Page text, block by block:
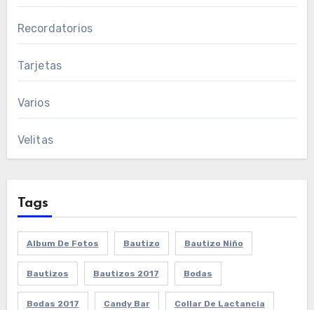
Recordatorios
Tarjetas
Varios
Velitas
Tags
Album De Fotos Bautizo Bautizo Niño
Bautizos Bautizos 2017 Bodas
Bodas 2017 Candy Bar Collar De Lactancia